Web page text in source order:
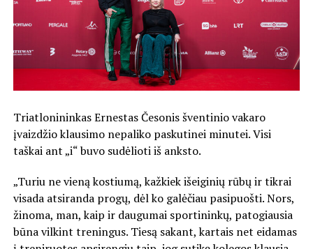
Triatlonininkas Ernestas Česonis šventinio vakaro
įvaizdžio klausimo nepaliko paskutinei minutei. Visi
taškai ant „i“ buvo sudėlioti iš anksto.
„Turiu ne vieną kostiumą, kažkiek išeiginių rūbų ir tikrai
visada atsiranda progų, dėl ko galėčiau pasipuošti. Nors,
žinoma, man, kaip ir daugumai sportininkų, patogiausia
būna vilkint treningus. Tiesą sakant, kartais net eidamas